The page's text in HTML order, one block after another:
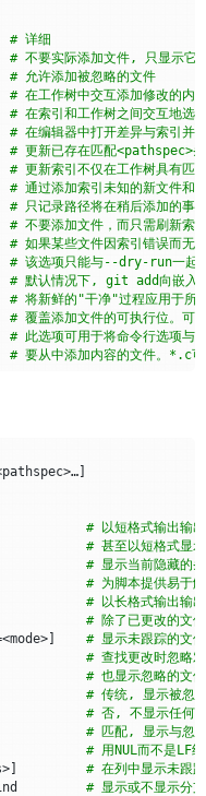
# 详细
# 不要实际添加文件, 只显示它
# 允许添加被忽略的文件
# 在工作树中交互添加修改的内
# 在索引和工作树之间交互地选
# 在编辑器中打开差异与索引并
# 更新已存在匹配<pathspec>
# 更新索引不仅在工作树具有匹
# 通过添加索引未知的新文件和
# 只记录路径将在稍后添加的事
# 不要添加文件，而只需刷新
# 如果某些文件因索引错误而无
# 该选项只能与--dry-run一起使
# 默认情况下, git add向嵌入
# 将新鲜的"干净"过程应用于所
# 覆盖添加文件的可执行位。可
# 此选项可用于将命令行选项与
# 要从中添加内容的文件。*.c
]
# 以短格式输出输出
# 甚至以短格式显
# 显示当前隐藏的
# 为脚本提供易于
# 以长格式输出输
# 除了已更改的文
<mode>]
# 显示未跟踪的文件
# 查找更改时忽
# 也显示忽略的文
# 传统, 显示被忽
no
# 否, 不显示任何
# 匹配, 显示与忽略
z
# 用NUL而不是LF
]
# 在列中显示未跟
behind
# 显示或不显示分